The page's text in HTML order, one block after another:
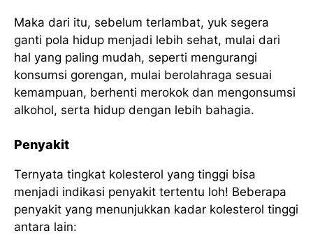
Maka dari itu, sebelum terlambat, yuk segera
ganti pola hidup menjadi lebih sehat, mulai dari
hal yang paling mudah, seperti mengurangi
konsumsi gorengan, mulai berolahraga sesuai
kemampuan, berhenti merokok dan mengonsumsi
alkohol, serta hidup dengan lebih bahagia.
Penyakit
Ternyata tingkat kolesterol yang tinggi bisa
menjadi indikasi penyakit tertentu loh! Beberapa
penyakit yang menunjukkan kadar kolesterol tinggi
antara lain: